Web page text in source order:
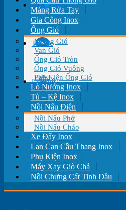
Giới Thiệu
Tin tức
Liên hệ
Máng Rửa Tay
Gia Công Inox
Ống Gió
Miệng Gió
Van Gió
Ống Gió Tròn
Ống Gió Vuông
Phụ Kiện Ống Gió
Lò Nướng Inox
Tủ – Kệ Inox
Nồi Nấu Điện
Nồi Nấu Phở
Nồi Nấu Cháo
Xe Đẩy Inox
Lan Can Cầu Thang Inox
Phụ Kiện Inox
Máy Xay Giò Chả
Nồi Chưng Cất Tinh Dầu